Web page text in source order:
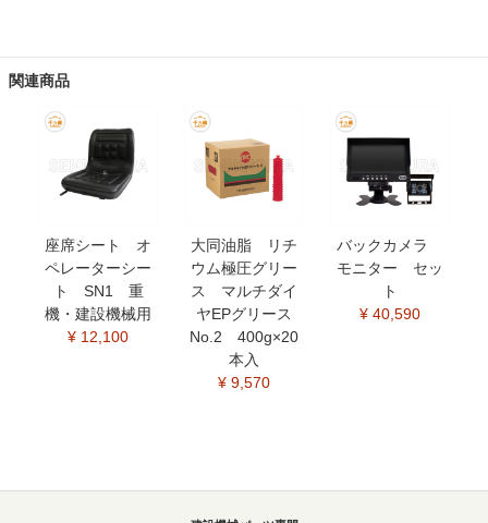
関連商品
座席シート オ
ペレーターシー
ト SN1 重
機・建設機械用
¥ 12,100
大同油脂 リチ
ウム極圧グリー
ス マルチダイ
ヤEPグリース
No.2 400g×20
本入
¥ 9,570
バックカメラ
モニター セッ
ト
¥ 40,590